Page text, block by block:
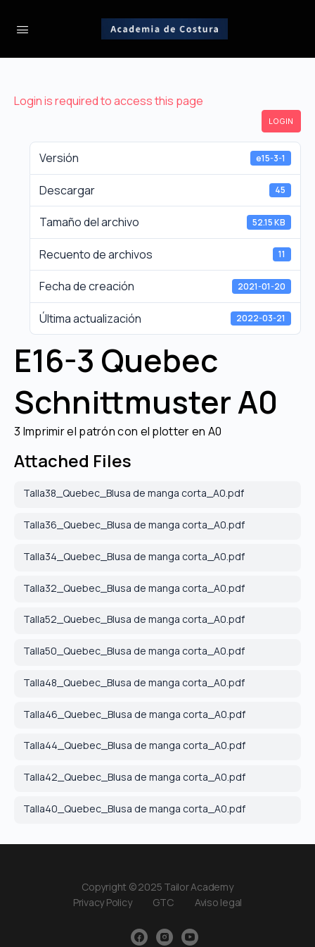
Login is required to access this page
LOGIN
Versión e15-3-1
Descargar 45
Tamaño del archivo 52.15 KB
Recuento de archivos 11
Fecha de creación 2021-01-20
Última actualización 2022-03-21
E16-3 Quebec
Schnittmuster A0
3 Imprimir el patrón con el plotter en A0
Attached Files
Talla38_Quebec_Blusa de manga corta_A0.pdf
Talla36_Quebec_Blusa de manga corta_A0.pdf
Talla34_Quebec_Blusa de manga corta_A0.pdf
Talla32_Quebec_Blusa de manga corta_A0.pdf
Talla52_Quebec_Blusa de manga corta_A0.pdf
Talla50_Quebec_Blusa de manga corta_A0.pdf
Talla48_Quebec_Blusa de manga corta_A0.pdf
Talla46_Quebec_Blusa de manga corta_A0.pdf
Talla44_Quebec_Blusa de manga corta_A0.pdf
Talla42_Quebec_Blusa de manga corta_A0.pdf
Talla40_Quebec_Blusa de manga corta_A0.pdf
Copyright © 2025 Tailor Academy
Privacy Policy
GTC Aviso legal